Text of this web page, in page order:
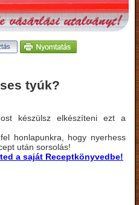
tyúk?
készülsz elkészíteni ezt a
honlapunkra, hogy nyerhess
után sorsolás!
a saját Receptkönyvedbe!